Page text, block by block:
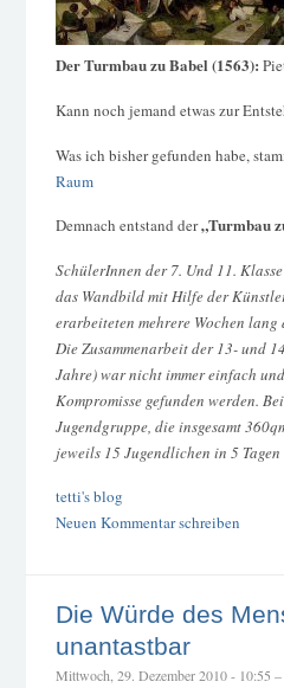
Der Turmbau zu Babel (1563):
Kann noch jemand etwas zur
Was ich bisher gefunden habe,
Raum
Demnach entstand der„Turmbau
SchülerInnen der 7. Und 11.
das Wandbild mit Hilfe der
erarbeiteten mehrere Wochen
Die Zusammenarbeit der 13- und
Jahre) war nicht immer einfach
Kompromisse gefunden werden.
Jugendgruppe, die insgesamt
jeweils 15 Jugendlichen in 5
tetti's blog
Neuen Kommentar schreiben
Die Würde des
unantastbar
Mittwoch, 29. Dezember 2010 - 10:55